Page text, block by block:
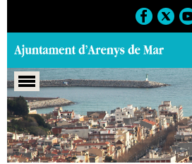
Portada > Agenda > 10-05-
2008 > Marcs > Culturals > 2008 >